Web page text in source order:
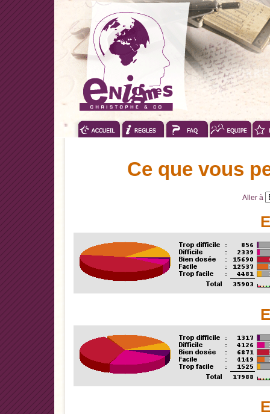
Ce que vous
Aller à